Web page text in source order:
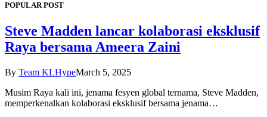
POPULAR POST
Steve Madden lancar kolaborasi eksklusif
Raya bersama Ameera Zaini
By Team KLHypeMarch 5, 2025
Musim Raya kali ini, jenama fesyen global ternama, Steve Madden,
memperkenalkan kolaborasi eksklusif bersama jenama…